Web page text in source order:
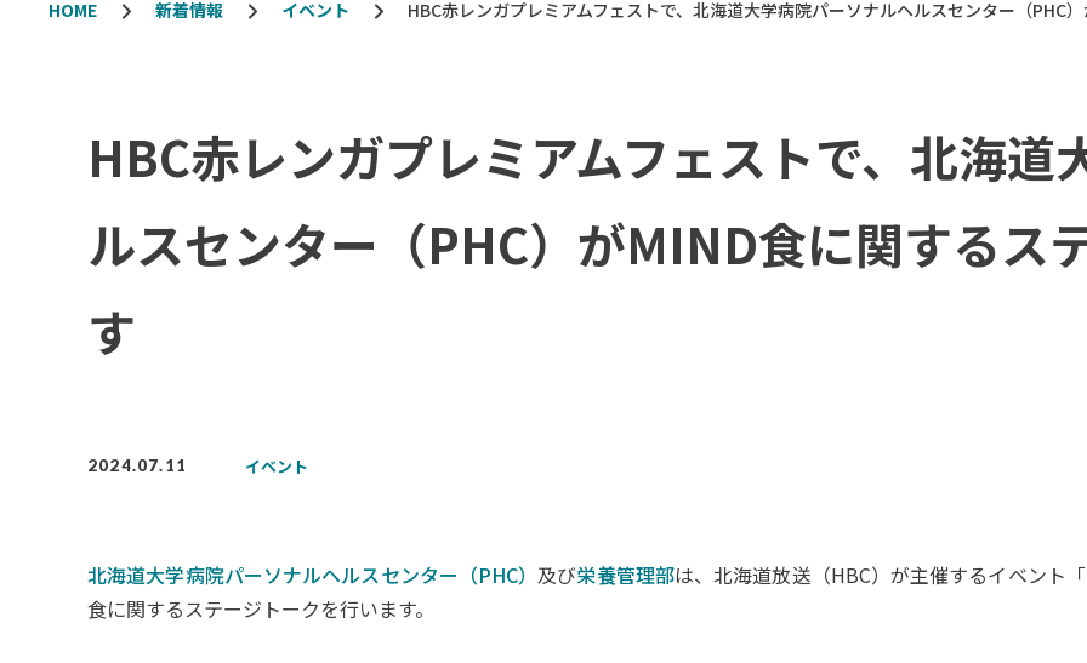
HOME 新着情報 イベント HBC赤レンガプレミアムフェストで、北海道大学病院パーソナルヘルスセンター（PHC
HBC赤レンガプレミアムフェストで、北海道
ルスセンター（PHC）がMIND食に関するス
す
2024.07.11 イベント
北海道大学病院パーソナルヘルスセンター（PHC）及び栄養管理部は、北海道放送（HBC）が主催するイベント
食に関するステージトークを行います。